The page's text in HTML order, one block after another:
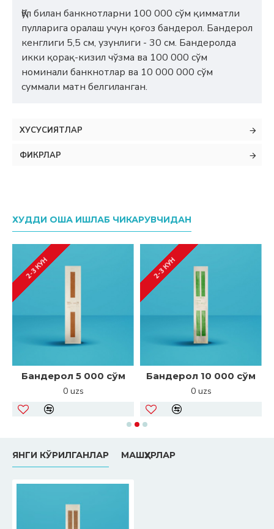
Қўл билан банкнотларни 100 000 сўм қимматли
пулларига оралаш учун қоғоз бандерол. Бандерол
кенглиги 5,5 см, узунлиги - 30 см. Бандеролда
икки қорақ-кизил чўзма ва 100 000 сўм
номинали банкнотлар ва 10 000 000 сўм
суммали матн белгиланган.
ХУСУСИЯТЛАР
ФИКРЛАР
ХУДДИ ОША ИШЛАБ ЧИКАРУВЧИДАН
2-3 КУН
Бандерол 5 000 сўм
0 uzs
2-3 КУН
Бандерол 10 000 сўм
0 uzs
ЯНГИ КЎРИЛГАНЛАР МАШҲУРЛАР